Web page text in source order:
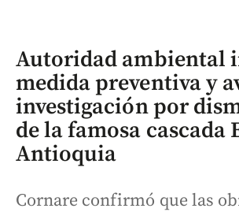
Autoridad ambiental
medida preventiva y
investigación por
de la famosa cascada
Antioquia
Cornare confirmó que las